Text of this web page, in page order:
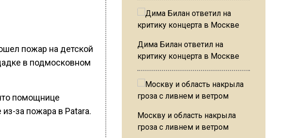
пожар на детской
в подмосковном
помощнице
за пожара в Patara.
Дима Билан ответил на
критику концерта в Москве
Москву и область накрыла
гроза с ливнем и ветром